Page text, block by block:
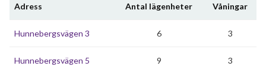
Adress Antal lägenheter Våningar
Hunnebergsvägen 3 6 3
Hunnebergsvägen 5 9 3